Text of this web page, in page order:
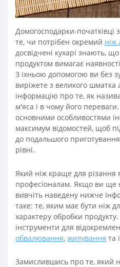
Домогосподарки-
те, чи потрібен окремий ніж
досвідчені кухарі знають,
продуктом вимагає
З їхньою допомогою ви без
виріжете з великого шматка
інформацію про те, як
м'яса і в чому його
основними особливостями
максимум відомостей, щоб
до подальшого
рівні.
Який ніж краще для різання
професіоналам. Якщо ви ще
вивчіть наведену нижче
таке: те, яким має бути ніж
характеру обробки
інструменти для
обвалювання, жилування та
Замислившись про те, який